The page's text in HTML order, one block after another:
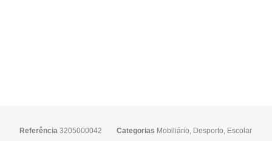
Referência3205000042 Categorias Mobiliário, Desporto, Escolar